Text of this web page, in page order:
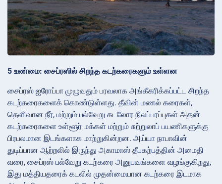
5 உண்மை: சைப்ரஸில் சிறந்த கடற்கரைகளும் உள்ளன
சைப்ரஸ் ஐரோப்பா முழுவதும் பரவலாக அங்கீகரிக்கப்பட்ட சிறந்த
கடற்கரைகளைக் கொண்டுள்ளது. தீவின் மணல் கரைகள்,
தெளிவான நீர், மற்றும் பல்வேறு கடலோர நிலப்பரப்புகள் அதன்
கடற்கரைகளை உள்ளூர் மக்கள் மற்றும் சுற்றுலாப் பயணிகளுக்கு
பிரபலமான இடங்களாக மாற்றுகின்றன. அய்யா நாபாவின்
துடிப்பான ஆற்றலில் இருந்து அகாமாஸ் தீபகற்பத்தின் அமைதி
வரை, சைப்ரஸ் பல்வேறு கடற்கரை அனுபவங்களை வழங்குகிறது,
இது மத்தியதரைக் கடலில் முதன்மையான கடற்கரை இடமாக